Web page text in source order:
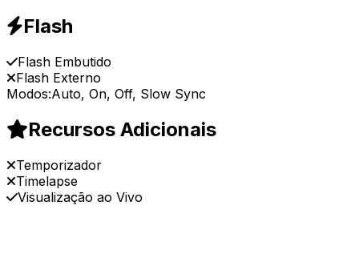
Flash
Flash Embutido
Flash Externo
Modos:Auto, On, Off, Slow Sync
Recursos Adicionais
Temporizador
Timelapse
Visualização ao Vivo